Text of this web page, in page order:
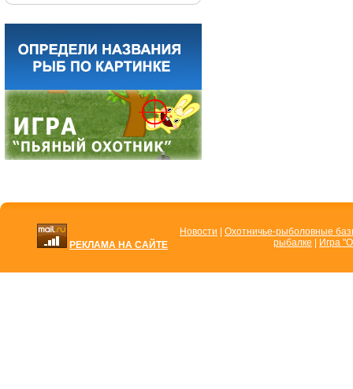
РЕКЛАМА НА САЙТЕ
Новости
Охотничье-рыболовные
рыбалке
Игра